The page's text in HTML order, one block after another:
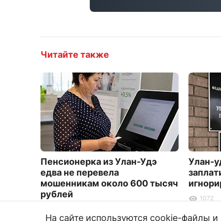
Читайте также
Пенсионерка из Улан-Удэ
едва не перевела
мошенникам около 600 тысяч
рублей
Улан-
1072
На сайте используются cookie-файлы